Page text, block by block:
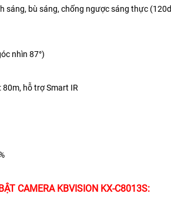
sáng, bù sáng, chống ngược sáng thực
nhìn 87°)
80m, hỗ trợ Smart IR
CAMERA KBVISION KX-C8013S: